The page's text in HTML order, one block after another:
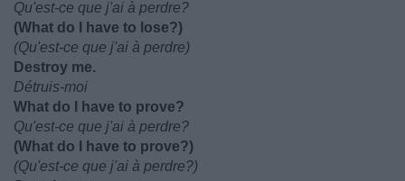
Qu'est-ce que j'ai à perdre?
(What do I have to lose?)
(Qu'est-ce que j'ai à perdre)
Destroy me.
Détruis-moi
What do I have to prove?
Qu'est-ce que j'ai à perdre?
(What do I have to prove?)
(Qu'est-ce que j'ai à perdre?)